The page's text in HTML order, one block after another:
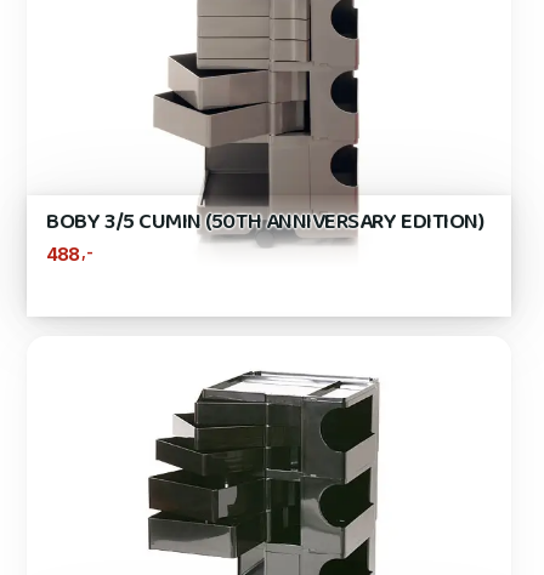
BOBY 3/5 CUMIN (50TH ANNIVERSARY EDITION)
488,-